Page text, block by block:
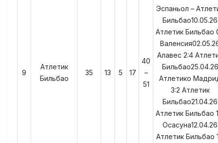
9
Атлетик
Бильбао
35 13 5 17
40
–
51
Эспаньол –
Бильбао10.05.26
Атлетик Бильбао
Алавес 2:4
Бильбао25.04.26
Атлетико
3:2 Атлетик
Бильбао21.04.26
Атлетик Бильбао
Осасуна12.04.26
Атлетик Бильбао